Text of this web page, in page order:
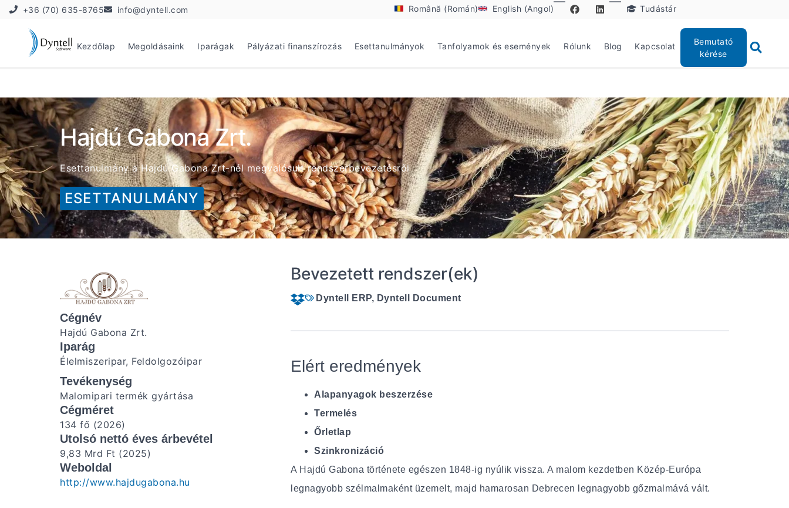
+36 (70) 635-8765 info@dyntell.com Română (Román) English (Angol) Tudástár
Kezdőlap Megoldásaink Iparágak Pályázati finanszírozás Esettanulmányok Tanfolyamok és események Rólunk Blog Kapcsolat
Bemutató
kérése
Hajdú Gabona Zrt.
Esettanulmány a Hajdú Gabona Zrt-nél megvalósult rendszerbevezetésről
ESETTANULMÁNY
Cégnév
Hajdú Gabona Zrt.
Iparág
Élelmiszeripar, Feldolgozóipar
Tevékenység
Malomipari termék gyártása
Cégméret
134 fő (2026)
Utolsó nettó éves árbevétel
9,83 Mrd Ft (2025)
Weboldal
http://www.hajdugabona.hu
Bevezetett rendszer(ek)
Dyntell ERP, Dyntell Document
Elért eredmények
Alapanyagok beszerzése
Termelés
Őrletlap
Szinkronizáció
A Hajdú Gabona története egészen 1848-ig nyúlik vissza. A malom kezdetben Közép-Európa
legnagyobb szélmalmaként üzemelt, majd hamarosan Debrecen legnagyobb gőzmalmává vált.